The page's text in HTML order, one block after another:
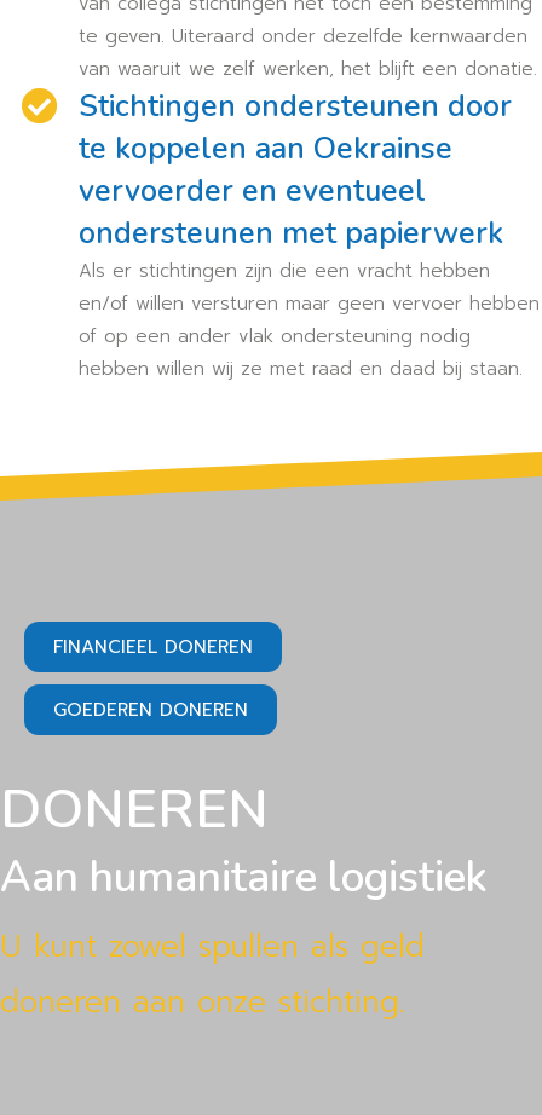
te geven. Uiteraard onder dezelfde kernwaarden
van waaruit we zelf werken, het blijft een donatie.
Stichtingen ondersteunen door
te koppelen aan Oekrainse
vervoerder en eventueel
ondersteunen met papierwerk
Als er stichtingen zijn die een vracht hebben
en/of willen versturen maar geen vervoer hebben
of op een ander vlak ondersteuning nodig
hebben willen wij ze met raad en daad bij staan.
FINANCIEEL DONEREN
GOEDEREN DONEREN
DONEREN
Aan humanitaire logistiek
U kunt zowel spullen als geld
doneren aan onze stichting.